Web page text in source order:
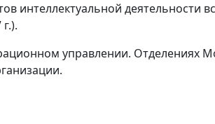
интеллектуальной деятельности
управлении. Отделениях